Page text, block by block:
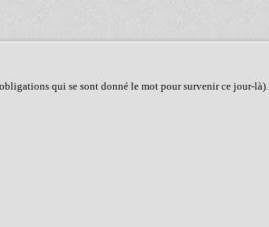
qui se sont donné le mot pour survenir ce jour-là).